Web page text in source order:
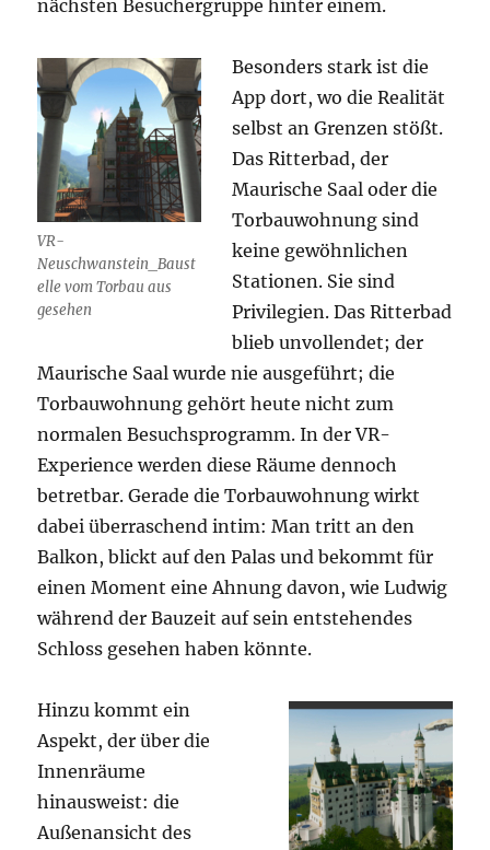
nächsten Besuchergruppe hinter einem.
VR-
Neuschwanstein_Baust
elle vom Torbau aus
gesehen
Besonders stark ist die
App dort, wo die Realität
selbst an Grenzen stößt.
Das Ritterbad, der
Maurische Saal oder die
Torbauwohnung sind
keine gewöhnlichen
Stationen. Sie sind
Privilegien. Das Ritterbad
blieb unvollendet; der
Maurische Saal wurde nie ausgeführt; die
Torbauwohnung gehört heute nicht zum
normalen Besuchsprogramm. In der VR-
Experience werden diese Räume dennoch
betretbar. Gerade die Torbauwohnung wirkt
dabei überraschend intim: Man tritt an den
Balkon, blickt auf den Palas und bekommt für
einen Moment eine Ahnung davon, wie Ludwig
während der Bauzeit auf sein entstehendes
Schloss gesehen haben könnte.
Hinzu kommt ein
Aspekt, der über die
Innenräume
hinausweist: die
Außenansicht des